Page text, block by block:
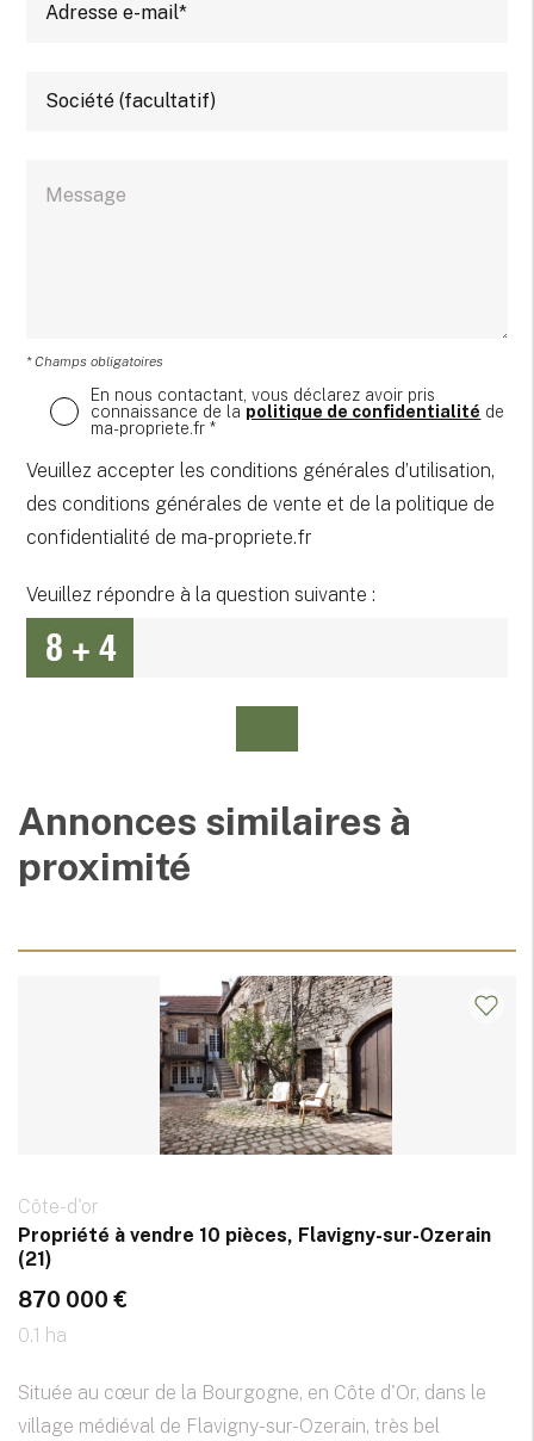
* Champs obligatoires
En nous contactant, vous déclarez avoir pris
connaissance de la politique de confidentialité de
ma-propriete.fr *
Veuillez accepter les conditions générales d’utilisation,
des conditions générales de vente et de la politique de
confidentialité de ma-propriete.fr
Veuillez répondre à la question suivante :
Annonces similaires à
proximité
Côte-d'or
Propriété à vendre 10 pièces, Flavigny-sur-Ozerain
(21)
870 000 €
0.1 ha
Située au cœur de la Bourgogne, en Côte d'Or, dans le
village médiéval de Flavigny-sur-Ozerain, très bel